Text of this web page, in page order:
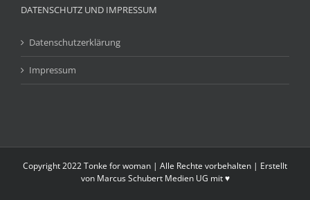
DATENSCHUTZ UND IMPRESSUM
Datenschutzerklärung
Impressum
Copyright 2022 Tonke for woman | Alle Rechte vorbehalten | Erstellt
von Marcus Schubert Medien UG mit ♥